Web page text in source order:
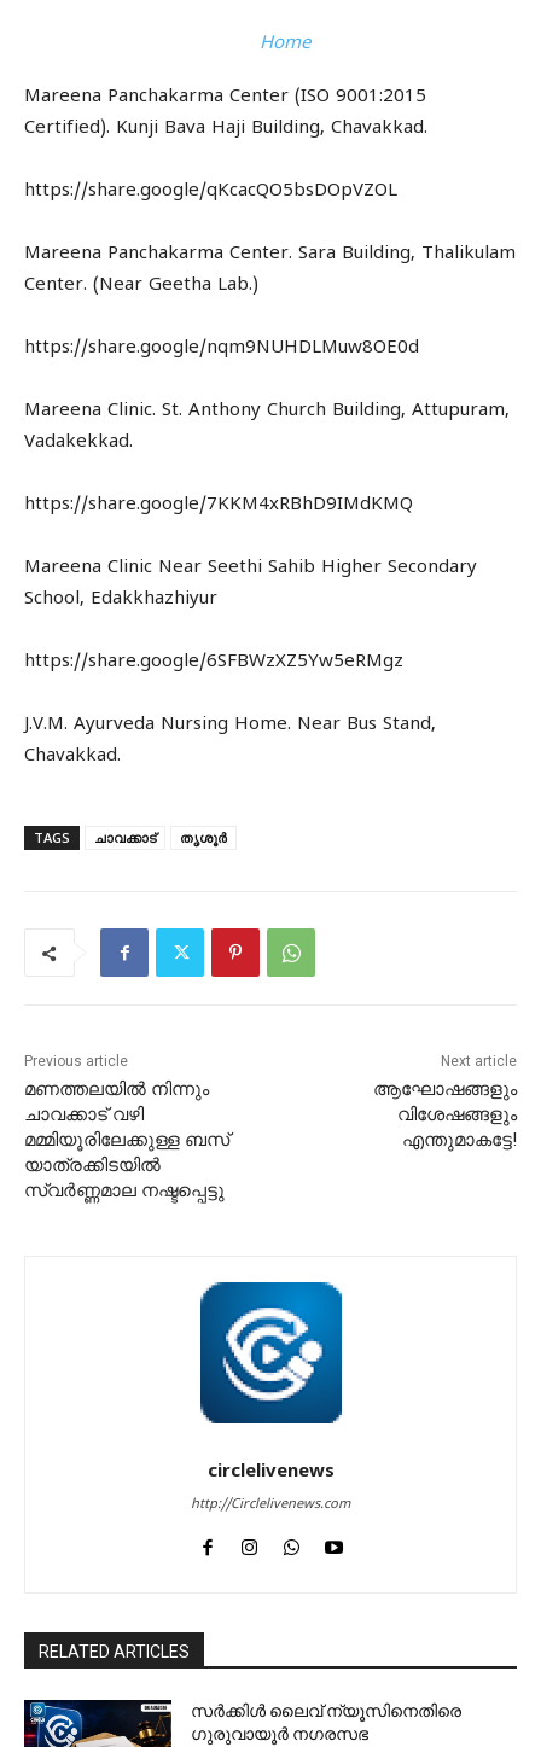
Home
Mareena Panchakarma Center (ISO 9001:2015
Certified). Kunji Bava Haji Building, Chavakkad.
https://share.google/qKcacQO5bsDOpVZOL
Mareena Panchakarma Center. Sara Building, Thalikulam
Center. (Near Geetha Lab.)
https://share.google/nqm9NUHDLMuw8OE0d
Mareena Clinic. St. Anthony Church Building, Attupuram,
Vadakekkad.
https://share.google/7KKM4xRBhD9IMdKMQ
Mareena Clinic Near Seethi Sahib Higher Secondary
School, Edakkhazhiyur
https://share.google/6SFBWzXZ5Yw5eRMgz
J.V.M. Ayurveda Nursing Home. Near Bus Stand,
Chavakkad.
TAGS ചാവക്കാട് തൃശൂർ
Previous article
മണത്തലയിൽ നിന്നും
ചാവക്കാട് വഴി
മമ്മിയൂരിലേക്കുള്ള ബസ്
യാത്രക്കിടയിൽ
സ്വർണ്ണമാല നഷ്ടപ്പെട്ടു
Next article
ആഘോഷങ്ങളും
വിശേഷങ്ങളും
എന്തുമാകട്ടേ!
circlelivenews
http://Circlelivenews.com
RELATED ARTICLES
സർക്കിൾ ലൈവ് ന്യൂസിനെതിരെ
ഗുരുവായൂർ നഗരസഭ